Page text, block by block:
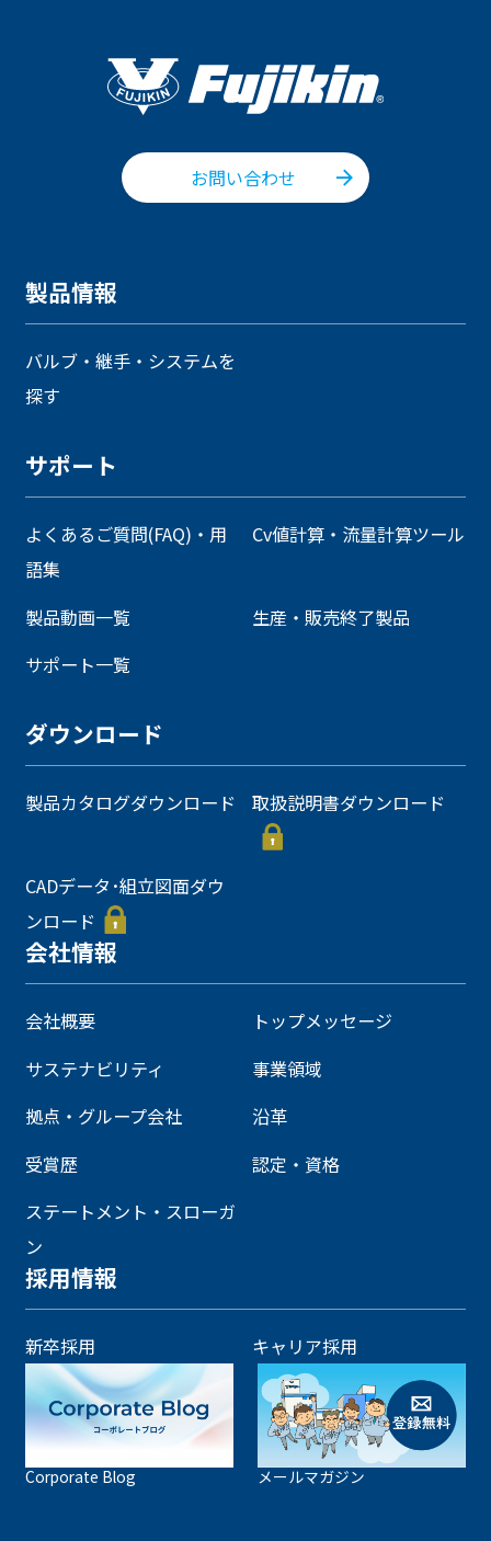
お問い合わせ
製品情報
バルブ・継手・システムを
探す
サポート
よくあるご質問(FAQ)・用
語集
Cv値計算・流量計算ツール
製品動画一覧
生産・販売終了製品
サポート一覧
ダウンロード
製品カタログダウンロード 取扱説明書ダウンロード
CADデータ･組立図面ダウ
ンロード
会社情報
会社概要
トップメッセージ
サステナビリティ
事業領域
拠点・グループ会社
沿革
受賞歴
認定・資格
ステートメント・スローガ
ン
採用情報
新卒採用 キャリア採用
Corporate Blog メールマガジン